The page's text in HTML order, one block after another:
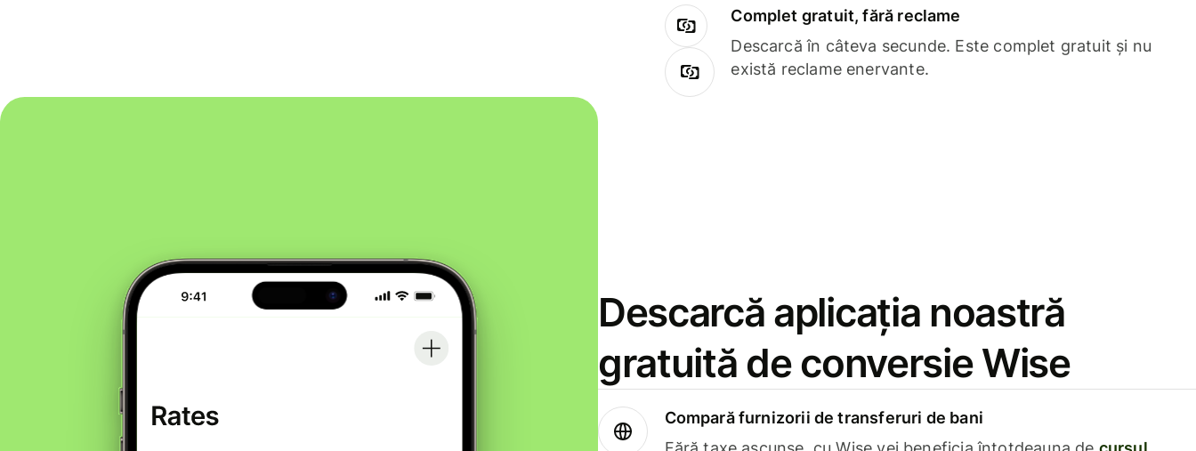
Complet gratuit, fără reclame
Descarcă în câteva secunde. Este complet gratuit și nu
există reclame enervante.
Descarcă aplicația noastră
gratuită de conversie Wise
Compară furnizorii de transferuri de bani